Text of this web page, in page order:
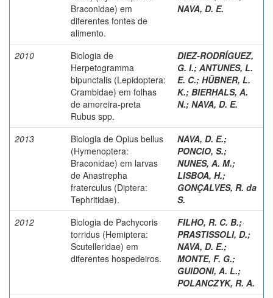
Braconidae) em
diferentes fontes de
alimento.
NAVA, D. E.
2010
Biologia de
Herpetogramma
bipunctalis (Lepidoptera:
Crambidae) em folhas
de amoreira-preta
Rubus spp.
DIEZ-RODRÍGUEZ,
G. I.; ANTUNES, L.
E. C.; HÜBNER, L.
K.; BIERHALS, A.
N.; NAVA, D. E.
2013
Biologia de Opius bellus
(Hymenoptera:
Braconidae) em larvas
de Anastrepha
fraterculus (Diptera:
Tephritidae).
NAVA, D. E.;
PONCIO, S.;
NUNES, A. M.;
LISBOA, H.;
GONÇALVES, R. da
S.
2012
Biologia de Pachycoris
torridus (Hemiptera:
Scutelleridae) em
diferentes hospedeiros.
FILHO, R. C. B.;
PRASTISSOLI, D.;
NAVA, D. E.;
MONTE, F. G.;
GUIDONI, A. L.;
POLANCZYK, R. A.